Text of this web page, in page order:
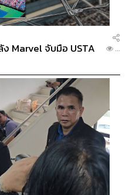
Marvel จับมือ USTA
...